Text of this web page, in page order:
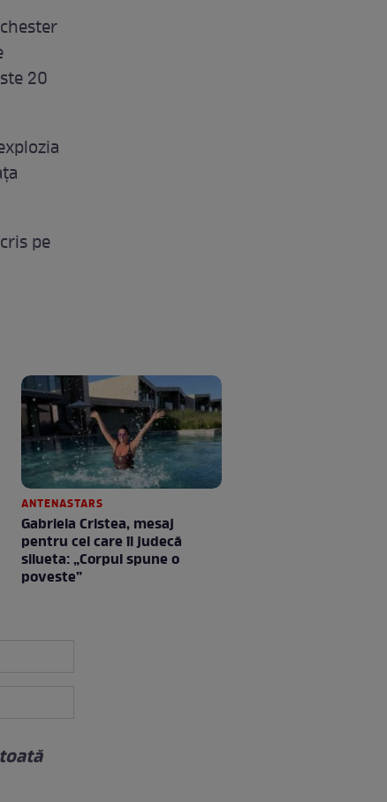
20
pe
ANTENASTARS
Gabriela Cristea, mesaj
pentru cei care îi judecă
silueta: „Corpul spune o
poveste”